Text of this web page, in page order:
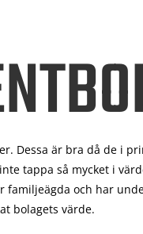
Dessa är bra då de i
tappa så mycket i
familjeägda och har
bolagets värde.